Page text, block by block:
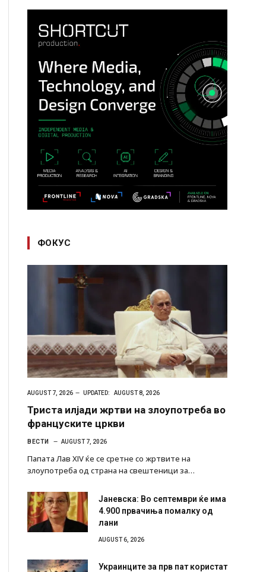
ФОКУС
AUGUST 7, 2026 UPDATED: AUGUST 8, 2026
Триста илјади жртви на злоупотреба во
француските цркви
ВЕСТИ AUGUST 7, 2026
Папата Лав XIV ќе се сретне со жртвите на
злоупотреба од страна на свештеници за…
Јаневска: Во септември ќе има
4.900 првачиња помалку од
лани
AUGUST 6, 2026
Украинците за прв пат користат